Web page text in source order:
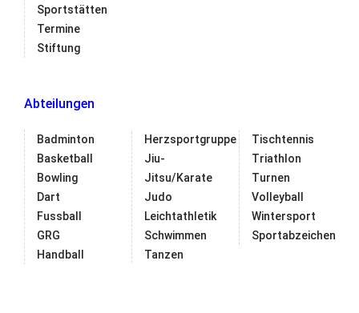
Sportstätten
Termine
Stiftung
Abteilungen
Badminton
Basketball
Bowling
Dart
Fussball
GRG
Handball
Herzsportgruppe
Jiu-
Jitsu/Karate
Judo
Leichtathletik
Schwimmen
Tanzen
Tischtennis
Triathlon
Turnen
Volleyball
Wintersport
Sportabzeichen